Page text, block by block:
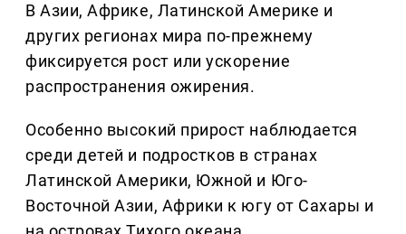
В Азии, Африке, Латинской Америке и
других регионах мира по-прежнему
фиксируется рост или ускорение
распространения ожирения.
Особенно высокий прирост наблюдается
среди детей и подростков в странах
Латинской Америки, Южной и Юго-
Восточной Азии, Африки к югу от Сахары и